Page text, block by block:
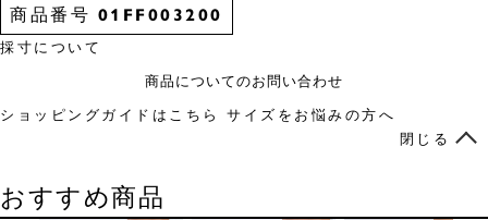
商品番号 01FF003200
採寸について
商品についてのお問い合わせ
ショッピングガイドはこちら サイズをお悩みの方へ
閉じる
おすすめ商品